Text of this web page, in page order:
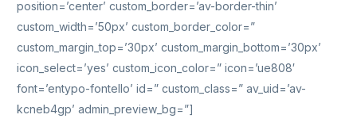
position=’center’ custom_border=’av-border-thin’
custom_width=’50px’ custom_border_color=”
custom_margin_top=’30px’ custom_margin_bottom=’30px’
icon_select=’yes’ custom_icon_color=” icon=’ue808′
font=’entypo-fontello’ id=” custom_class=” av_uid=’av-
kcneb4gp’ admin_preview_bg=”]